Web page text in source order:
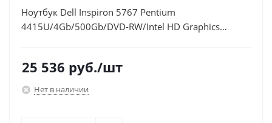
Ноутбук Dell Inspiron 5767 Pentium
4415U/4Gb/500Gb/DVD-RW/Intel HD Graphics
25 536 руб./шт
Нет в наличии